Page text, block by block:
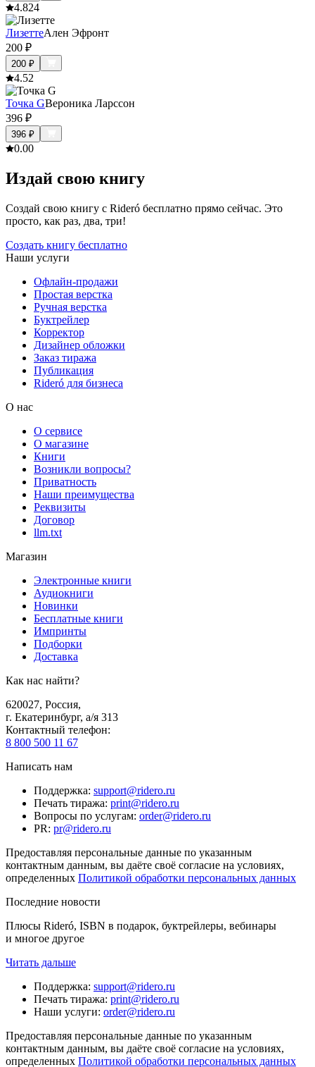
4.824
ЛизеттеАлен Эфронт
200 ₽
200 ₽
4.52
Точка GВероника Ларссон
396 ₽
396 ₽
0.00
Издай свою книгу
Создай свою книгу с Rideró бесплатно прямо сейчас. Это
просто, как раз, два, три!
Создать книгу бесплатно
Наши услуги
Офлайн-продажи
Простая верстка
Ручная верстка
Буктрейлер
Корректор
Дизайнер обложки
Заказ тиража
Публикация
Rideró для бизнеса
О нас
О сервисе
О магазине
Книги
Возникли вопросы?
Приватность
Наши преимущества
Реквизиты
Договор
llm.txt
Магазин
Электронные книги
Аудиокниги
Новинки
Бесплатные книги
Импринты
Подборки
Доставка
Как нас найти?
620027, Россия,
г. Екатеринбург, а/я 313
Контактный телефон:
8 800 500 11 67
Написать нам
Поддержка: support@ridero.ru
Печать тиража: print@ridero.ru
Вопросы по услугам: order@ridero.ru
PR: pr@ridero.ru
Предоставляя персональные данные по указанным
контактным данным, вы даёте своё согласие на условиях,
определенных Политикой обработки персональных данных
Последние новости
Плюсы Rideró, ISBN в подарок, буктрейлеры, вебинары
и многое другое
Читать дальше
Поддержка: support@ridero.ru
Печать тиража: print@ridero.ru
Наши услуги: order@ridero.ru
Предоставляя персональные данные по указанным
контактным данным, вы даёте своё согласие на условиях,
определенных Политикой обработки персональных данных